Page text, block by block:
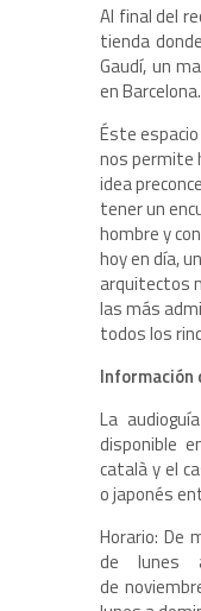
Al final del
tienda
Gaudí, un
en Barcelona.
Éste
nos permite
idea
tener un
hombre y
hoy en día,
arquitectos
las más
todos los
Información
La
disponible
català y el
o japonés
Horario: De
de lunes
de